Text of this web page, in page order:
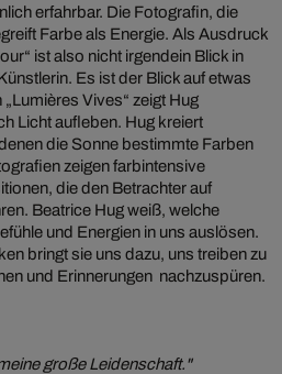
erfahrbar. Die Fotografin, die
Farbe als Energie. Als Ausdruck
ist also nicht irgendein Blick in
Es ist der Blick auf etwas
Vives“ zeigt Hug
Licht aufleben. Hug kreiert
die Sonne bestimmte Farben
zeigen farbintensive
die den Betrachter auf
Beatrice Hug weiß, welche
und Energien in uns auslösen.
bringt sie uns dazu, uns treiben zu
und Erinnerungen nachzuspüren.
große Leidenschaft."